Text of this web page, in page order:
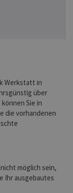
Werkstatt in
über
Sie in
die vorhandenen
möglich sein,
Ihr ausgebautes